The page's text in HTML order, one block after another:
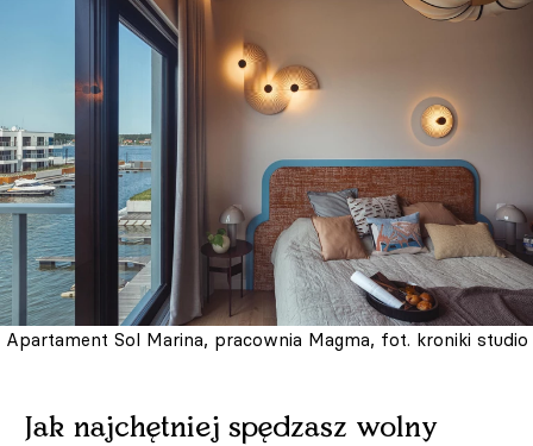
Apartament Sol Marina, pracownia Magma, fot. kroniki studio
Jak najchętniej spędzasz wolny